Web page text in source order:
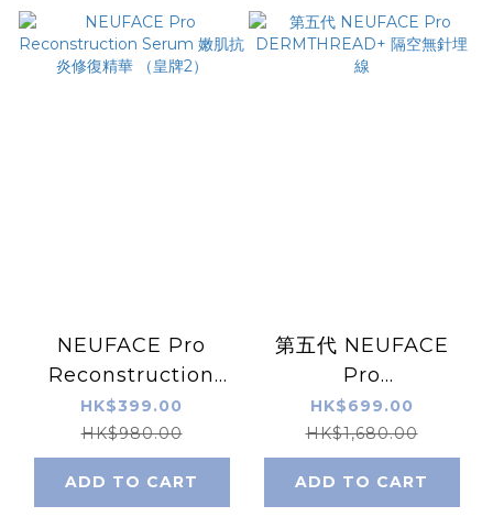
NEUFACE Pro
Reconstruction
Serum 嫩肌抗炎修復
精華 （皇牌2）
HK$399.00
HK$980.00
ADD TO CART
第五代 NEUFACE
Pro
DERMTHREAD+ 隔
空無針埋線
HK$699.00
HK$1,680.00
ADD TO CART